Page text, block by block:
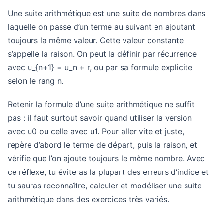
Une suite arithmétique est une suite de nombres dans
laquelle on passe d’un terme au suivant en ajoutant
toujours la même valeur. Cette valeur constante
s’appelle la raison. On peut la définir par récurrence
avec u_{n+1} = u_n + r, ou par sa formule explicite
selon le rang n.
Retenir la formule d’une suite arithmétique ne suffit
pas : il faut surtout savoir quand utiliser la version
avec u0 ou celle avec u1. Pour aller vite et juste,
repère d’abord le terme de départ, puis la raison, et
vérifie que l’on ajoute toujours le même nombre. Avec
ce réflexe, tu éviteras la plupart des erreurs d’indice et
tu sauras reconnaître, calculer et modéliser une suite
arithmétique dans des exercices très variés.